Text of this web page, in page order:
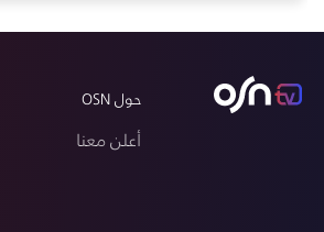
حول OSN
أعلن معنا